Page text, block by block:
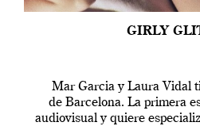
GIRLY
Mar Garcia y Laura Vidal
de Barcelona. La primera
audiovisual y quiere